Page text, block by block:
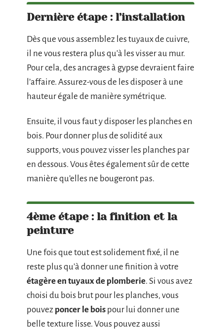
Dernière étape : l’installation
Dès que vous assemblez les tuyaux de cuivre,
il ne vous restera plus qu’à les visser au mur.
Pour cela, des ancrages à gypse devraient faire
l’affaire. Assurez-vous de les disposer à une
hauteur égale de manière symétrique.
Ensuite, il vous faut y disposer les planches en
bois. Pour donner plus de solidité aux
supports, vous pouvez visser les planches par
en dessous. Vous êtes également sûr de cette
manière qu’elles ne bougeront pas.
4ème étape : la finition et la
peinture
Une fois que tout est solidement fixé, il ne
reste plus qu’à donner une finition à votre
étagère en tuyaux de plomberie. Si vous avez
choisi du bois brut pour les planches, vous
pouvez poncer le bois pour lui donner une
belle texture lisse. Vous pouvez aussi